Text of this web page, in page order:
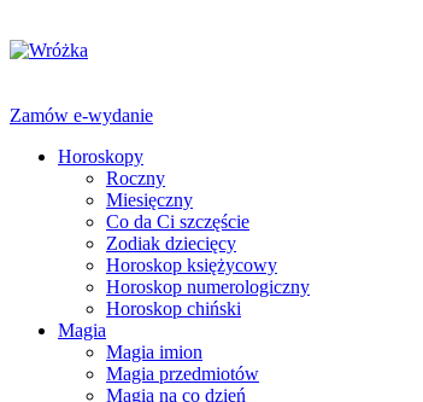
Zamów e-wydanie
Horoskopy
Roczny
Miesięczny
Co da Ci szczęście
Zodiak dziecięcy
Horoskop księżycowy
Horoskop numerologiczny
Horoskop chiński
Magia
Magia imion
Magia przedmiotów
Magia na co dzień